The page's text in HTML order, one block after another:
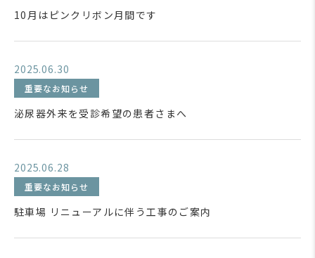
10月はピンクリボン月間です
2025.06.30
重要なお知らせ
泌尿器外来を受診希望の患者さまへ
2025.06.28
重要なお知らせ
駐車場 リニューアルに伴う工事のご案内